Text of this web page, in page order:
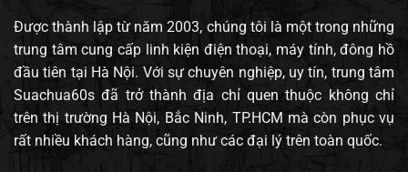
Được thành lập từ năm 2003, chúng tôi là một trong những
trung tâm cung cấp linh kiện điện thoại, máy tính, đông hồ
đầu tiên tại Hà Nội. Với sự chuyên nghiệp, uy tín, trung tâm
Suachua60s đã trở thành địa chỉ quen thuộc không chỉ
trên thị trường Hà Nội, Bắc Ninh, TP.HCM mà còn phục vụ
rất nhiều khách hàng, cũng như các đại lý trên toàn quốc.